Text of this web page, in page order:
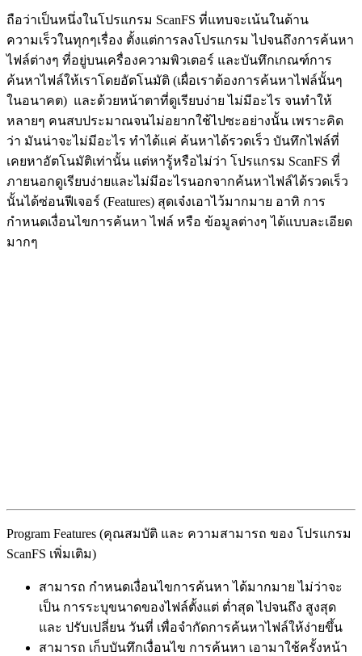
ถือว่าเป็นหนึ่งในโปรแกรม ScanFS ที่แทบจะเน้นในด้าน
ความเร็วในทุกๆเรื่อง ตั้งแต่การลงโปรแกรม ไปจนถึงการค้นหา
ไฟล์ต่างๆ ที่อยู่บนเครื่องความพิวเตอร์ และบันทึกเกณฑ์การ
ค้นหาไฟล์ให้เราโดยอัตโนมัติ (เผื่อเราต้องการค้นหาไฟล์นั้นๆ
ในอนาคต) และด้วยหน้าตาที่ดูเรียบง่าย ไม่มีอะไร จนทำให้
หลายๆ คนสบประมาณจนไม่อยากใช้ไปซะอย่างนั้น เพราะคิด
ว่า มันน่าจะไม่มีอะไร ทำได้แค่ ค้นหาได้รวดเร็ว บันทึกไฟล์ที่
เคยหาอัตโนมัติเท่านั้น แต่หารู้หรือไม่ว่า โปรแกรม ScanFS ที่
ภายนอกดูเรียบง่ายและไม่มีอะไรนอกจากค้นหาไฟล์ได้รวดเร็ว
นั้นได้ซ่อนฟีเจอร์ (Features) สุดเจ๋งเอาไว้มากมาย อาทิ การ
กำหนดเงื่อนไขการค้นหา ไฟล์ หรือ ข้อมูลต่างๆ ได้แบบละเอียด
มากๆ
Program Features (คุณสมบัติ และ ความสามารถ ของ โปรแกรม
ScanFS เพิ่มเติม)
สามารถ กำหนดเงื่อนไขการค้นหา ได้มากมาย ไม่ว่าจะ
เป็น การระบุขนาดของไฟล์ตั้งแต่ ต่ำสุด ไปจนถึง สูงสุด
และ ปรับเปลี่ยน วันที่ เพื่อจำกัดการค้นหาไฟล์ให้ง่ายขึ้น
สามารถ เก็บบันทึกเงื่อนไข การค้นหา เอามาใช้ครั้งหน้า